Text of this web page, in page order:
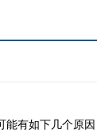
能有如下几个原因